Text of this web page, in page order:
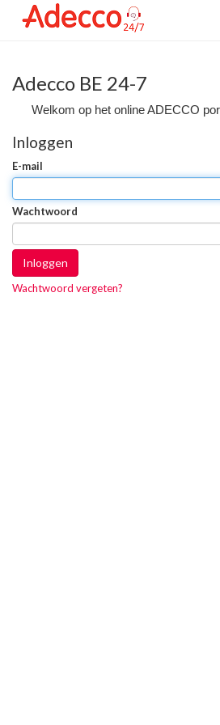
Adecco BE 24-7
Welkom op het online ADECCO
Inloggen
E-mail
Wachtwoord
Inloggen
Wachtwoord vergeten?